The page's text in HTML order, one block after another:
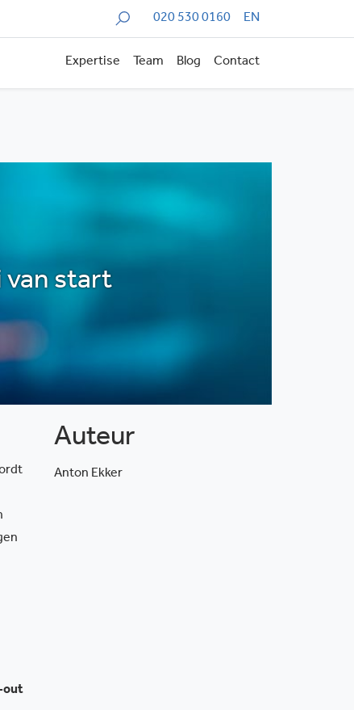
Zoeken 020 530 0160 EN
Expertise Team Blog Contact
van start
out
Auteur
Anton Ekker